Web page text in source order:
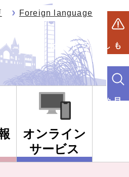
Foreign language
もしものときは
オンライン
サービス